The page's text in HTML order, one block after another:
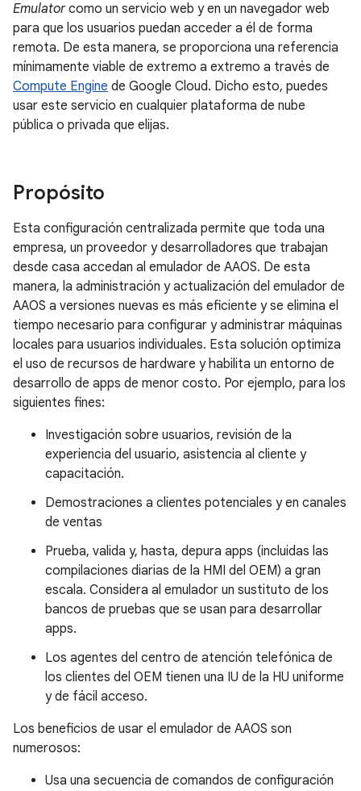
Emulatorcomo un servicio web y en un navegador web
para que los usuarios puedan acceder a él de forma
remota. De esta manera, se proporciona una referencia
mínimamente viable de extremo a extremo a través de
Compute Engine de Google Cloud. Dicho esto, puedes
usar este servicio en cualquier plataforma de nube
pública o privada que elijas.
Propósito
Esta configuración centralizada permite que toda una
empresa, un proveedor y desarrolladores que trabajan
desde casa accedan al emulador de AAOS. De esta
manera, la administración y actualización del emulador de
AAOS a versiones nuevas es más eficiente y se elimina el
tiempo necesario para configurar y administrar máquinas
locales para usuarios individuales. Esta solución optimiza
el uso de recursos de hardware y habilita un entorno de
desarrollo de apps de menor costo. Por ejemplo, para los
siguientes fines:
Investigación sobre usuarios, revisión de la
experiencia del usuario, asistencia al cliente y
capacitación.
Demostraciones a clientes potenciales y en canales
de ventas
Prueba, valida y, hasta, depura apps (incluidas las
compilaciones diarias de la HMI del OEM) a gran
escala. Considera al emulador un sustituto de los
bancos de pruebas que se usan para desarrollar
apps.
Los agentes del centro de atención telefónica de
los clientes del OEM tienen una IU de la HU uniforme
y de fácil acceso.
Los beneficios de usar el emulador de AAOS son
numerosos:
Usa una secuencia de comandos de configuración